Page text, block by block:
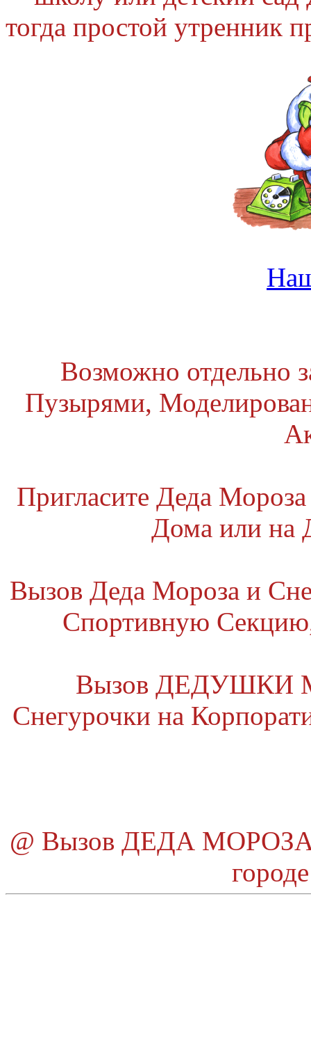
тогда простой утренник
Возможно отдельно
Пузырями,
Пригласите Деда
Дома или на
Вызов Деда Мороза и
Спортивную
Вызов ДЕДУШКИ
Снегурочки на
@ Вызов ДЕДА МОРОЗА